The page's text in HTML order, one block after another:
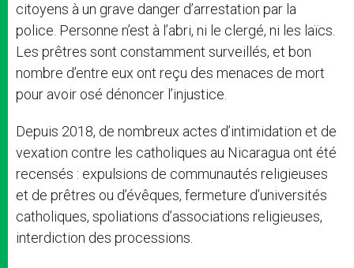
citoyens à un grave danger d’arrestation par la
police. Personne n’est à l’abri, ni le clergé, ni les laïcs.
Les prêtres sont constamment surveillés, et bon
nombre d’entre eux ont reçu des menaces de mort
pour avoir osé dénoncer l’injustice.
Depuis 2018, de nombreux actes d’intimidation et de
vexation contre les catholiques au Nicaragua ont été
recensés : expulsions de communautés religieuses
et de prêtres ou d’évêques, fermeture d’universités
catholiques, spoliations d’associations religieuses,
interdiction des processions.